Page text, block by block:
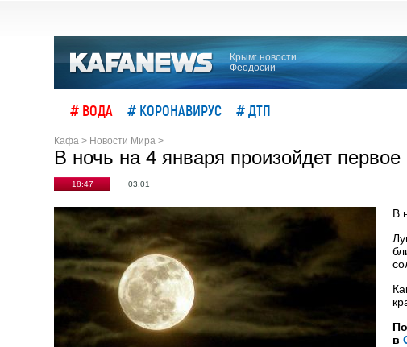
Крым: новости
Феодосии
# ВОДА # КОРОНАВИРУС # ДТП
Кафа > Новости Мира >
В ночь на 4 января произойдет
18:47 03.01
В
в